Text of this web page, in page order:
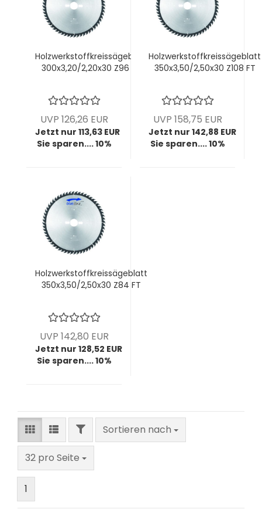
Holzwerkstoffkreissägeblatt
300x3,20/2,20x30 Z96 FT
UVP 126,26 EUR
Jetzt nur 113,63 EUR
Sie sparen.... 10%
Holzwerkstoffkreissägeblatt
350x3,50/2,50x30 Z108 FT
UVP 158,75 EUR
Jetzt nur 142,88 EUR
Sie sparen.... 10%
Holzwerkstoffkreissägeblatt
350x3,50/2,50x30 Z84 FT
UVP 142,80 EUR
Jetzt nur 128,52 EUR
Sie sparen.... 10%
FILTERSortieren nach
Sortieren nach
32 pro Seite
pro Seite
1